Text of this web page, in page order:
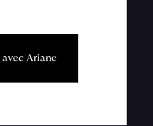
avec Ariane